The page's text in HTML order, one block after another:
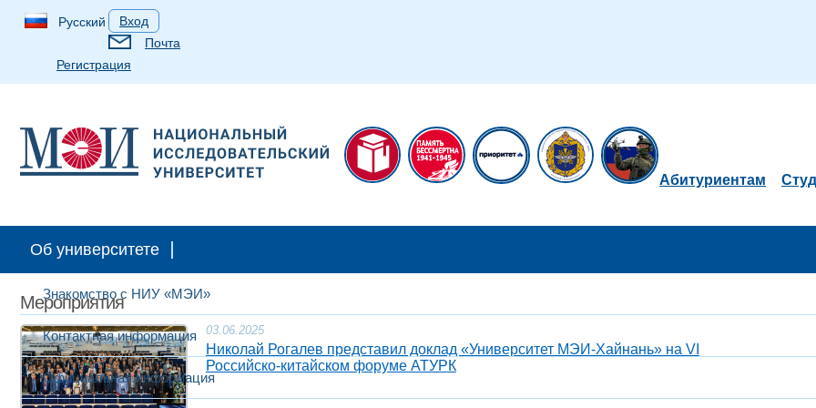
Русский
Вход
Почта
Регистрация
Абитуриентам
Об университете
Знакомство с НИУ «МЭИ»
Контактная информация
Официальная информация
Мероприятия
03.06.2025
Николай Рогалев представил доклад «Университет МЭИ-Хайнань» на VI
Российско-китайском форуме АТУРК